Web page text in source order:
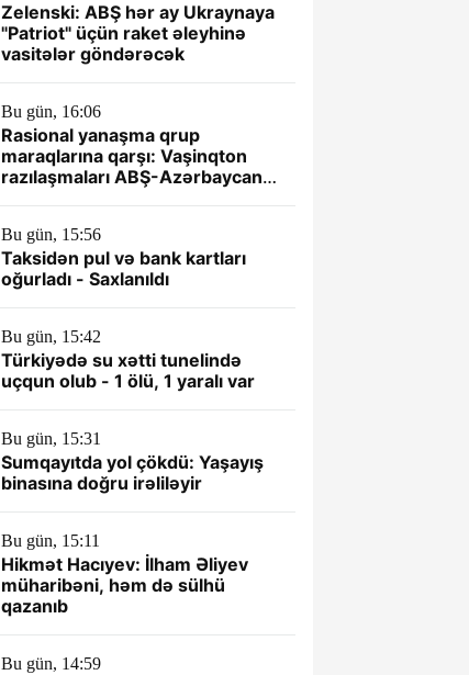
Zelenski: ABŞ hər ay Ukraynaya
"Patriot" üçün raket əleyhinə
vasitələr göndərəcək
Bu gün, 16:06
Rasional yanaşma qrup
maraqlarına qarşı: Vaşinqton
razılaşmaları ABŞ-Azərbaycan
Bu gün, 15:56
Taksidən pul və bank kartları
oğurladı - Saxlanıldı
Bu gün, 15:42
Türkiyədə su xətti tunelində
uçqun olub - 1 ölü, 1 yaralı var
Bu gün, 15:31
Sumqayıtda yol çökdü: Yaşayış
binasına doğru irəliləyir
Bu gün, 15:11
Hikmət Hacıyev: İlham Əliyev
müharibəni, həm də sülhü
qazanıb
Bu gün, 14:59